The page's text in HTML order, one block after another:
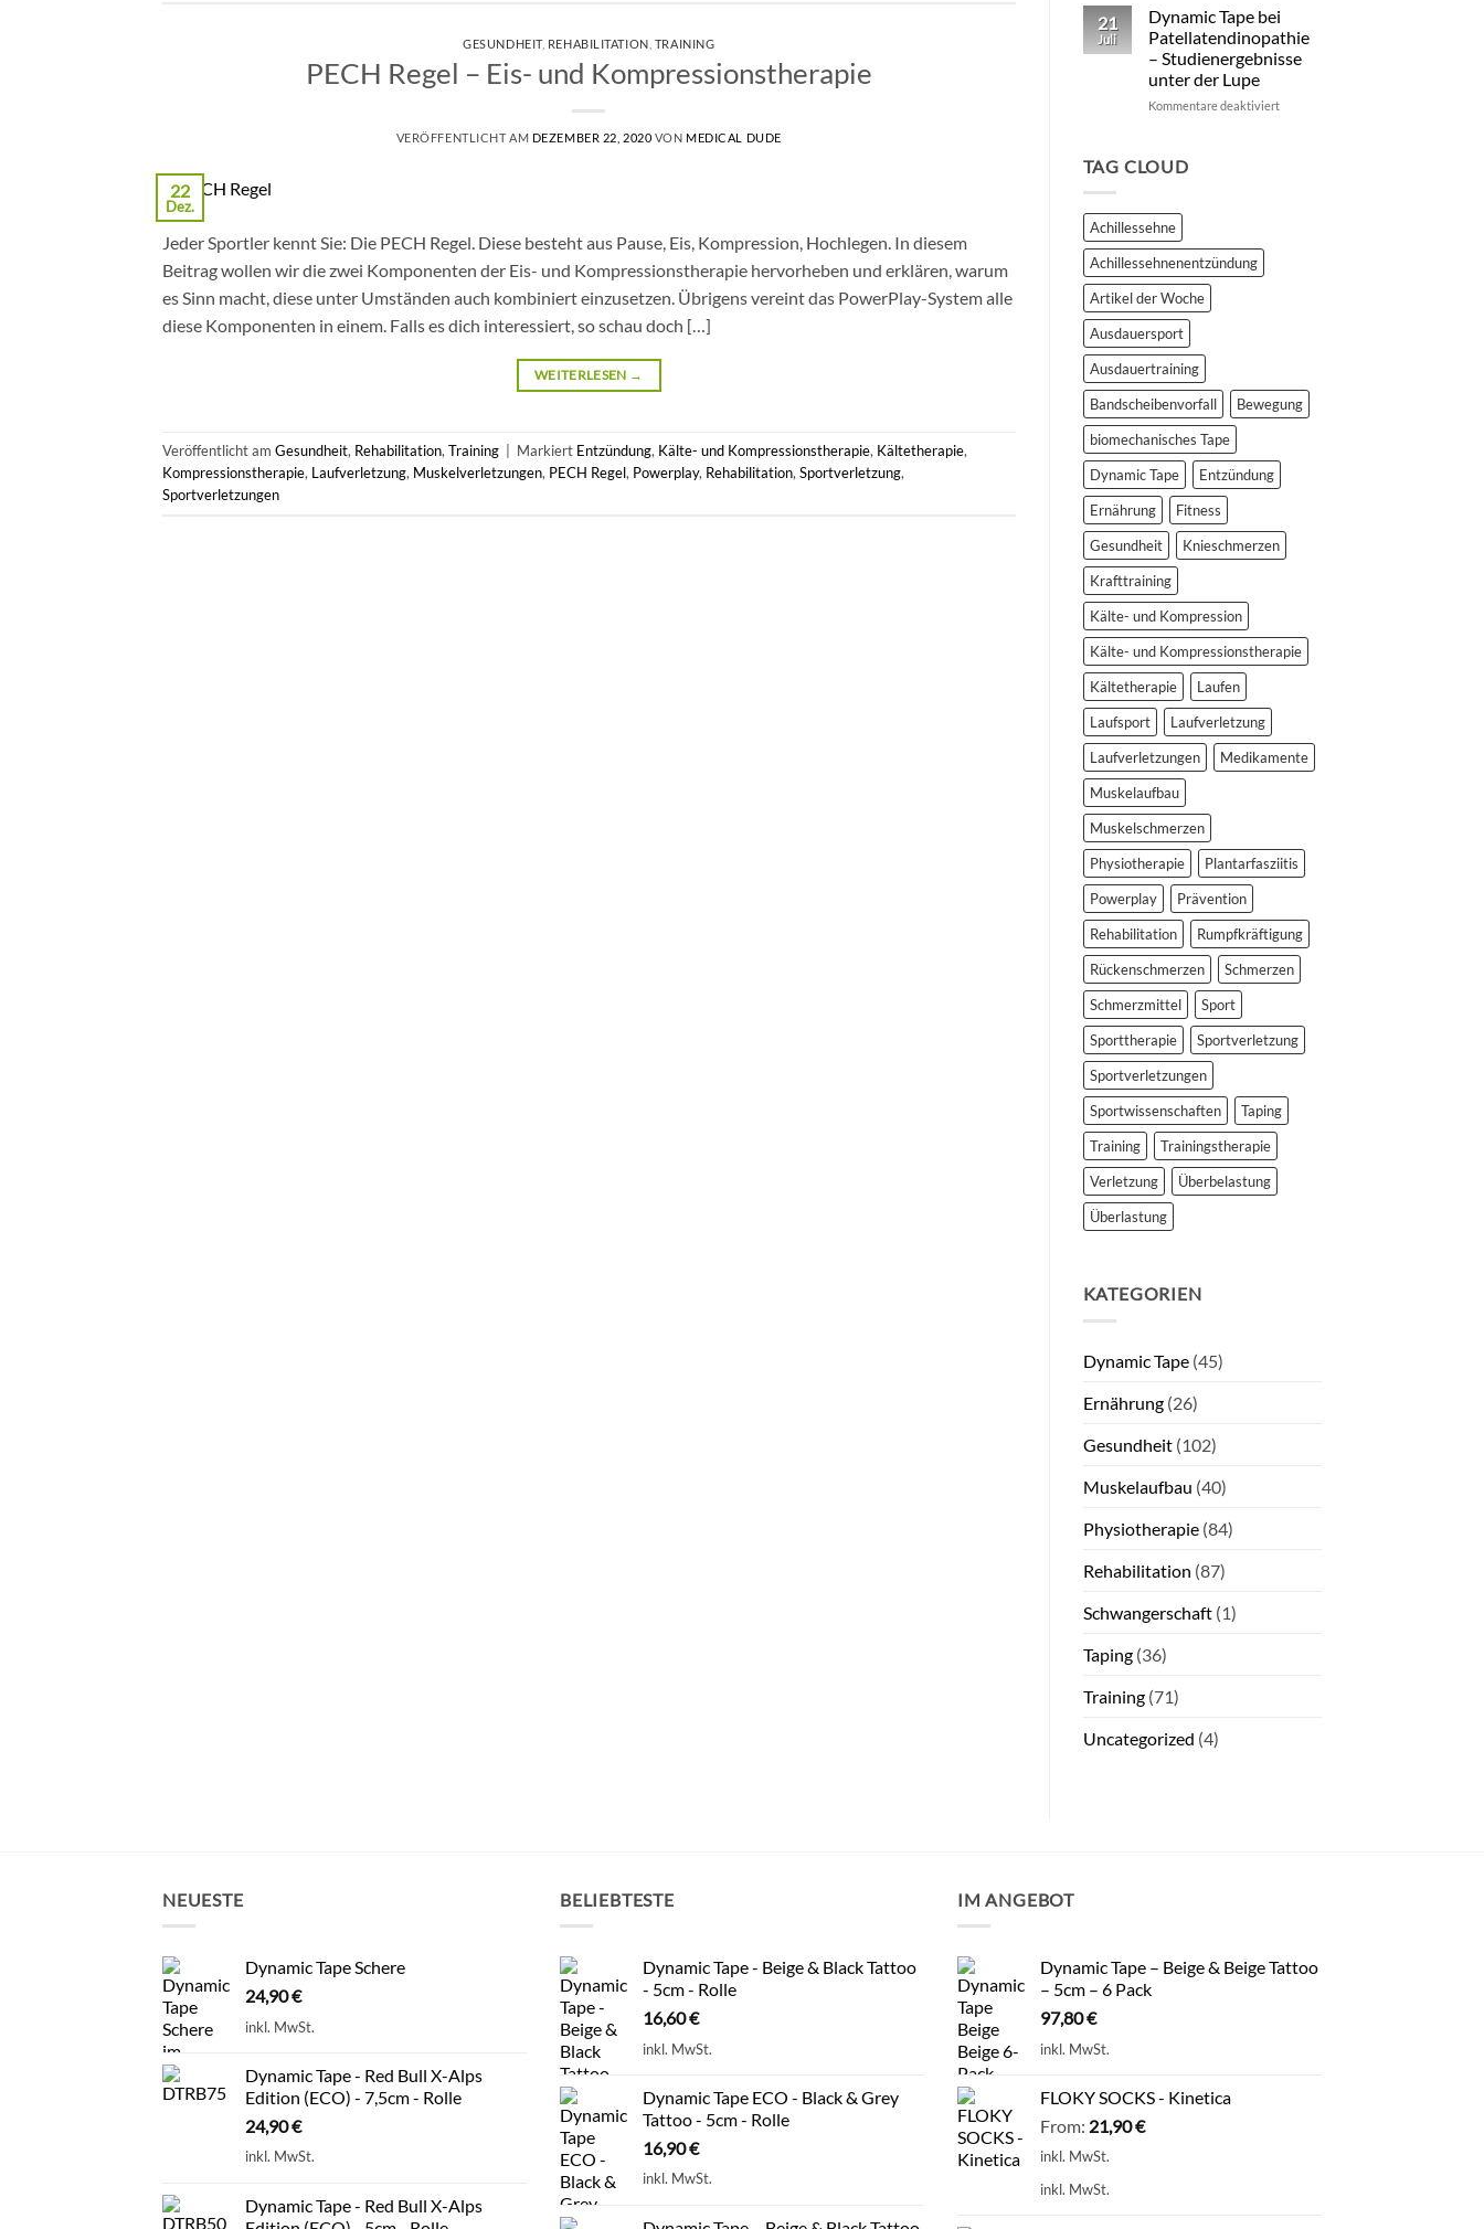
GESUNDHEIT, REHABILITATION TRAINING
PECH Regel – Eis- und Kompressionstherapie
VERÖFFENTLICHT AM DEZEMBER 22, 2020 VON MEDICAL DUDE
22
Dez.
Jeder Sportler kennt Sie: Die PECH Regel. Diese besteht aus Pause, Eis, Kompression, Hochlegen. In diesem
Beitrag wollen wir die zwei Komponenten der Eis- und Kompressionstherapie hervorheben und erklären, warum
es Sinn macht, diese unter Umständen auch kombiniert einzusetzen. Übrigens vereint das PowerPlay-System alle
diese Komponenten in einem. Falls es dich interessiert, so schau doch […]
WEITERLESEN →
Veröffentlicht am Gesundheit, Rehabilitation, Training Markiert Entzündung, Kälte- und Kompressionstherapie, Kältetherapie,
Kompressionstherapie, Laufverletzung, Muskelverletzungen, PECH Regel, Powerplay, Rehabilitation, Sportverletzung,
Sportverletzungen
Kinesio
vs.
Dynamic
Tape
Auswirkungen
21
Juli
Dynamic Tape bei
Patellatendinopathie
– Studienergebnisse
unter der Lupe
Kommentare deaktiviertfür
TAG CLOUD
Achillessehne
Achillessehnenentzündung
Artikel der Woche
Ausdauersport
Ausdauertraining
Bandscheibenvorfall
Bewegung
biomechanisches Tape
Dynamic Tape
Entzündung
Ernährung
Fitness
Gesundheit
Knieschmerzen
Krafttraining
Kälte- und Kompression
Kälte- und Kompressionstherapie
Kältetherapie
Laufen
Laufsport
Laufverletzung
Laufverletzungen
Medikamente
Muskelaufbau
Muskelschmerzen
Physiotherapie
Plantarfasziitis
Powerplay
Prävention
Rehabilitation
Rumpfkräftigung
Rückenschmerzen
Schmerzen
Schmerzmittel
Sport
Sporttherapie
Sportverletzung
Sportverletzungen
Sportwissenschaften
Taping
Training
Trainingstherapie
Verletzung
Überbelastung
Überlastung
KATEGORIEN
Dynamic Tape(45)
Ernährung(26)
Gesundheit(102)
Muskelaufbau (40)
Physiotherapie(84)
Rehabilitation (87)
Schwangerschaft(1)
Taping(36)
Training(71)
Uncategorized (4)
NEUESTE
Dynamic Tape Schere
24,90€
inkl. MwSt.
Dynamic Tape - Red Bull X-Alps
Edition (ECO) - 7,5cm - Rolle
24,90€
inkl. MwSt.
Dynamic Tape - Red Bull X-Alps
BELIEBTESTE
Dynamic Tape - Beige & Black Tattoo
- 5cm - Rolle
16,60€
inkl. MwSt.
Dynamic Tape ECO - Black & Grey
Tattoo - 5cm - Rolle
16,90€
inkl. MwSt.
IM ANGEBOT
Dynamic Tape – Beige & Beige Tattoo
– 5cm – 6 Pack
97,80€
inkl. MwSt.
FLOKY SOCKS - Kinetica
From: 21,90€
inkl. MwSt.
inkl. MwSt.